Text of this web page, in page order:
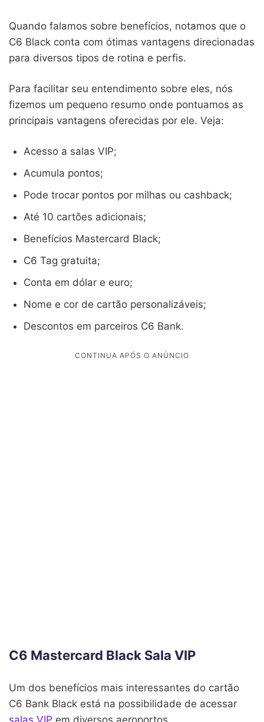
Quando falamos sobre benefícios, notamos que o
C6 Black conta com ótimas vantagens direcionadas
para diversos tipos de rotina e perfis.
Para facilitar seu entendimento sobre eles, nós
fizemos um pequeno resumo onde pontuamos as
principais vantagens oferecidas por ele. Veja:
Acesso a salas VIP;
Acumula pontos;
Pode trocar pontos por milhas ou cashback;
Até 10 cartões adicionais;
Benefícios Mastercard Black;
C6 Tag gratuita;
Conta em dólar e euro;
Nome e cor de cartão personalizáveis;
Descontos em parceiros C6 Bank.
C6 Mastercard Black Sala VIP
Um dos benefícios mais interessantes do cartão
C6 Bank Black está na possibilidade de acessar
salas VIP em diversos aeroportos.